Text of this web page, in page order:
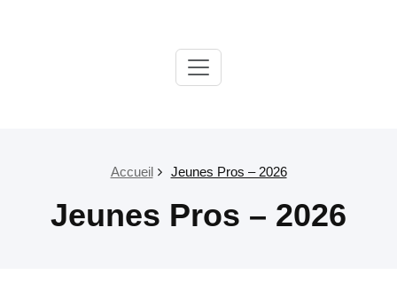
Accueil Jeunes Pros – 2026
Jeunes Pros – 2026